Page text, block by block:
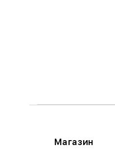
Магазин